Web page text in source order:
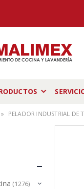
» PELADOR INDUSTRIAL DE
(1276)